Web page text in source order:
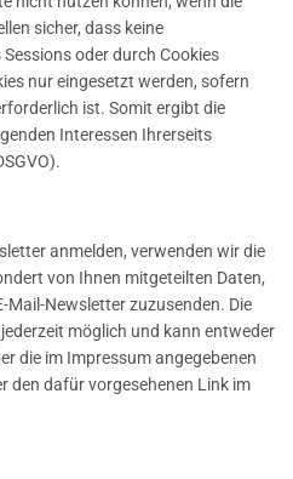
sicher, dass keine
oder durch Cookies
nur eingesetzt werden, sofern
ist. Somit ergibt die
Interessen Ihrerseits
anmelden, verwenden wir die
von Ihnen mitgeteilten Daten,
Mail-Newsletter zuzusenden. Die
möglich und kann entweder
die im Impressum angegebenen
den dafür vorgesehenen Link im